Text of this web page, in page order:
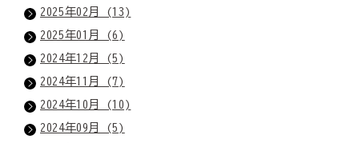
2025年02月 (13)
2025年01月 (6)
2024年12月 (5)
2024年11月 (7)
2024年10月 (10)
2024年09月 (5)